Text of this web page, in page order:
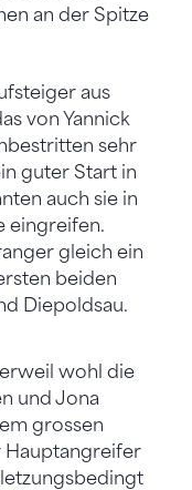
an der Spitze
aus
von Yannick
sehr
guter Start in
auch sie in
eingreifen.
gleich ein
beiden
Diepoldsau.
wohl die
und Jona
grossen
Hauptangreifer